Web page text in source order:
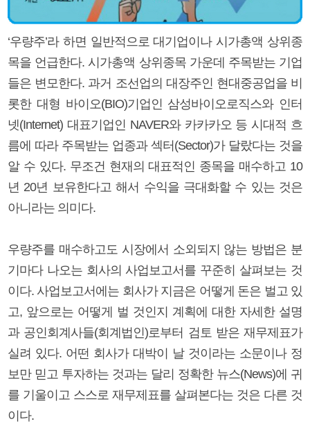
‘우량주’라 하면 일반적으로 대기업이나 시가총액 상위종
목을 언급한다. 시가총액 상위종목 가운데 주목받는 기업
들은 변모한다. 과거 조선업의 대장주인 현대중공업을 비
롯한 대형 바이오(BIO)기업인 삼성바이오로직스와 인터
넷(Internet) 대표기업인 NAVER와 카카카오 등 시대적 흐
름에 따라 주목받는 업종과 섹터(Sector)가 달랐다는 것을
알 수 있다. 무조건 현재의 대표적인 종목을 매수하고 10
년 20년 보유한다고 해서 수익을 극대화할 수 있는 것은
아니라는 의미다.
우량주를 매수하고도 시장에서 소외되지 않는 방법은 분
기마다 나오는 회사의 사업보고서를 꾸준히 살펴보는 것
이다. 사업보고서에는 회사가 지금은 어떻게 돈은 벌고 있
고, 앞으로는 어떻게 벌 것인지 계획에 대한 자세한 설명
과 공인회계사들(회계법인)로부터 검토 받은 재무제표가
실려 있다. 어떤 회사가 대박이 날 것이라는 소문이나 정
보만 믿고 투자하는 것과는 달리 정확한 뉴스(News)에 귀
를 기울이고 스스로 재무제표를 살펴본다는 것은 다른 것
이다.